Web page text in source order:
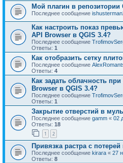
Мой плагин в репозитории
Последнее сообщение
Как настроить показ
API Browser в QGIS 3.4?
Последнее сообщение
Ответы: 1
Как отобразить сетку
Последнее сообщение
Ответы: 4
Как задать облачность
Browser в QGIS 3.4?
Последнее сообщение
Ответы: 1
Закрытие отверстий в
Последнее сообщение gamm « 02
Ответы: 18
1 2
Привязка растра с потерей
Последнее сообщение kirara « 27
Ответы: 8